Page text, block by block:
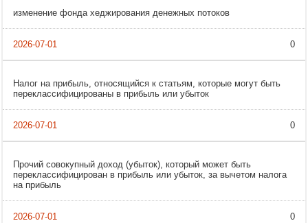
изменение фонда хеджирования денежных потоков
0
Налог на прибыль, относящийся к статьям, которые могут быть
переклассифицированы в прибыль или убыток
0
Прочий совокупный доход (убыток), который может быть
переклассифицирован в прибыль или убыток, за вычетом налога
на прибыль
0